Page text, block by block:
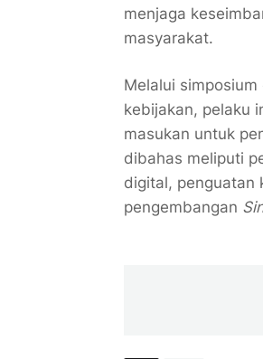
menjaga
masyarakat.
Melalui
kebijakan, pelaku
masukan untuk
dibahas meliputi
digital, penguatan
pengembangan